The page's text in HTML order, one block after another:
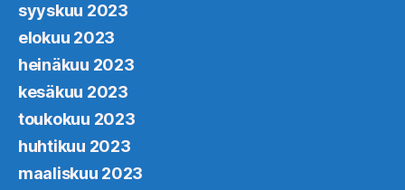
syyskuu 2023
elokuu 2023
heinäkuu 2023
kesäkuu 2023
toukokuu 2023
huhtikuu 2023
maaliskuu 2023